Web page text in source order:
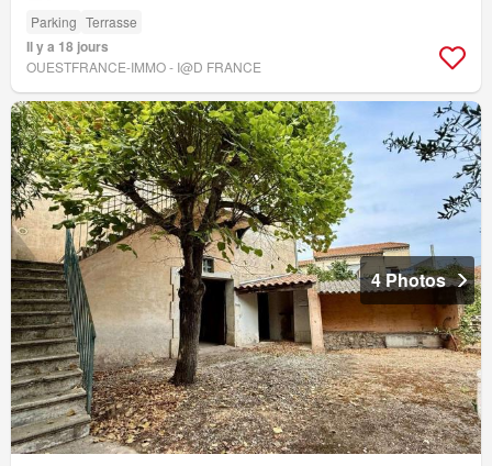
Parking Terrasse
Il y a 18 jours
OUESTFRANCE-IMMO - I@D FRANCE
4 Photos